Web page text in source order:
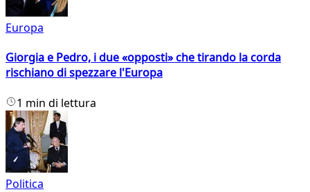
Europa
Giorgia e Pedro, i due «opposti» che tirando la corda
rischiano di spezzare l'Europa
1 min di lettura
Politica